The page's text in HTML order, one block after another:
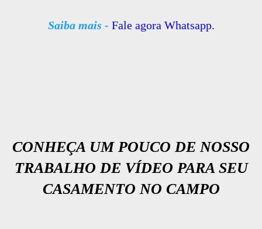
Saiba mais - Fale agora Whatsapp.
CONHEÇA UM POUCO DE NOSSO
TRABALHO DE VÍDEO PARA SEU
CASAMENTO NO CAMPO